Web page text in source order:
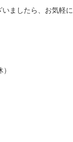
ましたら、お気軽に